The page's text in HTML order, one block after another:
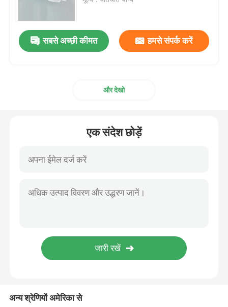
डबल लुमेन ब्रोन्कियल ट्यूब
एयरवे प्रेशर मॉनिटर
ब्रोन्कियल ब्लॉकर ट्यूब
सबसे अच्छी कीमत हमसे संपर्क करें
और देखो
एक संदेश छोड़ें
अन्य श्रेणियों अमेरिका से